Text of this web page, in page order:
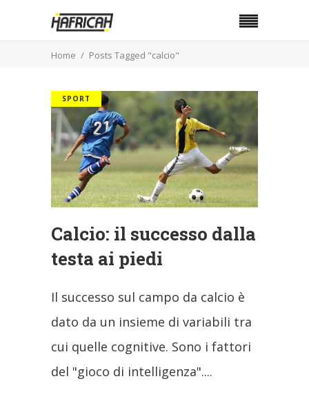
Home Posts Tagged "calcio"
SPORT
Calcio: il successo dalla
testa ai piedi
Il successo sul campo da calcio è
dato da un insieme di variabili tra
cui quelle cognitive. Sono i fattori
del "gioco di intelligenza".